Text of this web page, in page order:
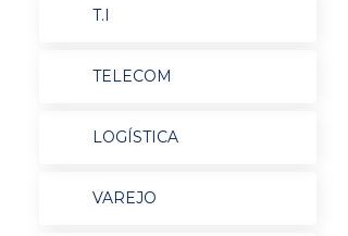
T.I
TELECOM
LOGÍSTICA
VAREJO